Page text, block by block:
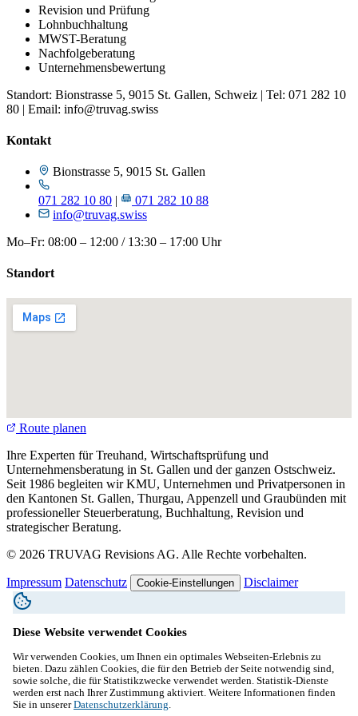
Revision und Prüfung
Lohnbuchhaltung
MWST-Beratung
Nachfolgeberatung
Unternehmensbewertung
Standort: Bionstrasse 5, 9015 St. Gallen, Schweiz | Tel: 071 282 10
80 | Email: info@truvag.swiss
Kontakt
Bionstrasse 5, 9015 St. Gallen
071 282 10 80 |
071 282 10 88
info@truvag.swiss
Mo–Fr: 08:00 – 12:00 / 13:30 – 17:00 Uhr
Standort
Route planen
Ihre Experten für Treuhand, Wirtschaftsprüfung und
Unternehmensberatung in St. Gallen und der ganzen Ostschweiz.
Seit 1986 begleiten wir KMU, Unternehmen und Privatpersonen in
den Kantonen St. Gallen, Thurgau, Appenzell und Graubünden mit
professioneller Steuerberatung, Buchhaltung, Revision und
strategischer Beratung.
© 2026 TRUVAG Revisions AG. Alle Rechte vorbehalten.
Impressum Datenschutz Cookie-Einstellungen Disclaimer
Diese Website verwendet Cookies
Wir verwenden Cookies, um Ihnen ein optimales Webseiten-Erlebnis zu
bieten. Dazu zählen Cookies, die für den Betrieb der Seite notwendig sind,
sowie solche, die für Statistikzwecke verwendet werden. Statistik-Dienste
werden erst nach Ihrer Zustimmung aktiviert. Weitere Informationen finden
Sie in unsererDatenschutzerklärung